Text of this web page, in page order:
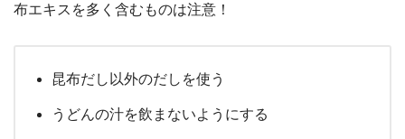
布エキスを多く含むものは注意！
昆布だし以外のだしを使う
うどんの汁を飲まないようにする